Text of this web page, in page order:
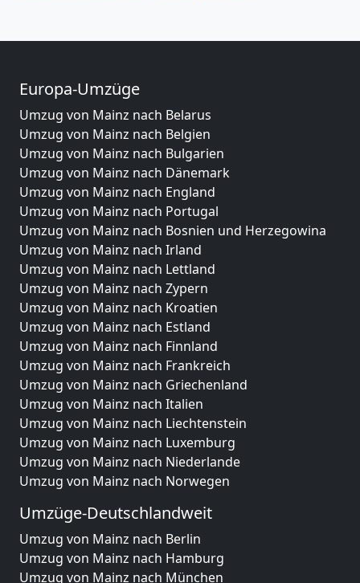
Europa-Umzüge
Umzug von Mainz nach Belarus
Umzug von Mainz nach Belgien
Umzug von Mainz nach Bulgarien
Umzug von Mainz nach Dänemark
Umzug von Mainz nach England
Umzug von Mainz nach Portugal
Umzug von Mainz nach Bosnien und Herzegowina
Umzug von Mainz nach Irland
Umzug von Mainz nach Lettland
Umzug von Mainz nach Zypern
Umzug von Mainz nach Kroatien
Umzug von Mainz nach Estland
Umzug von Mainz nach Finnland
Umzug von Mainz nach Frankreich
Umzug von Mainz nach Griechenland
Umzug von Mainz nach Italien
Umzug von Mainz nach Liechtenstein
Umzug von Mainz nach Luxemburg
Umzug von Mainz nach Niederlande
Umzug von Mainz nach Norwegen
Umzüge-Deutschlandweit
Umzug von Mainz nach Berlin
Umzug von Mainz nach Hamburg
Umzug von Mainz nach München